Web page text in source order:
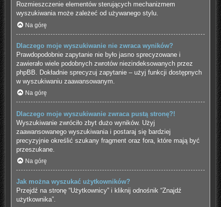
Rozmieszczenie elementów sterujących mechanizmem
wyszukiwania może zależeć od używanego stylu.
Na górę
Dlaczego moje wyszukiwanie nie zwraca wyników?
Prawdopodobnie zapytanie nie było jasno sprecyzowane i
zawierało wiele podobnych zwrotów niezindeksowanych przez
phpBB. Dokładnie sprecyzuj zapytanie – użyj funkcji dostępnych
w wyszukiwaniu zaawansowanym.
Na górę
Dlaczego moje wyszukiwanie zwraca pustą stronę?!
Wyszukiwanie zwróciło zbyt dużo wyników. Użyj
zaawansowanego wyszukiwania i postaraj się bardziej
precyzyjnie określić szukany fragment oraz fora, które mają być
przeszukane.
Na górę
Jak można wyszukać użytkowników?
Przejdź na stronę “Użytkownicy” i kliknij odnośnik “Znajdź
użytkownika”.